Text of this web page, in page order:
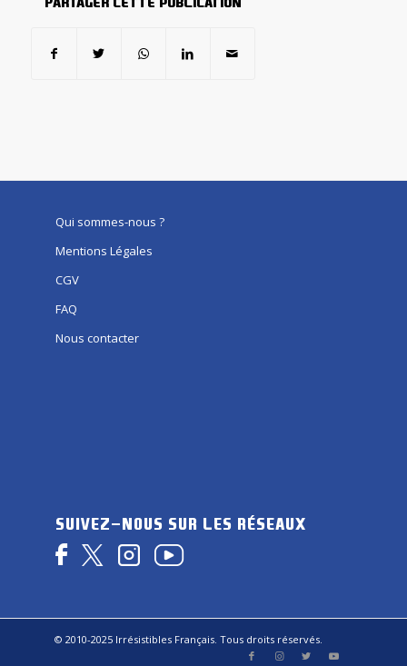
Qui sommes-nous ?
Mentions Légales
CGV
FAQ
Nous contacter
SUIVEZ-NOUS SUR LES RÉSEAUX
© 2010-2025 Irrésistibles Français. Tous droits réservés.